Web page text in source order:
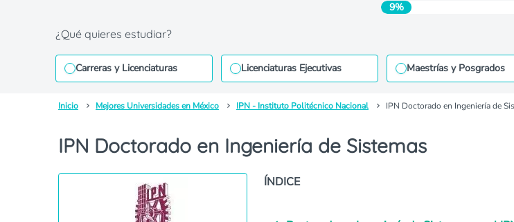
9%
¿Qué quieres estudiar?
Carreras y Licenciaturas Licenciaturas Ejecutivas Maestrías y Posgrados
Inicio Mejores Universidades en México IPN - Instituto Politécnico Nacional IPN Doctorado en Ingeniería de
IPN Doctorado en Ingeniería de Sistemas
ÍNDICE